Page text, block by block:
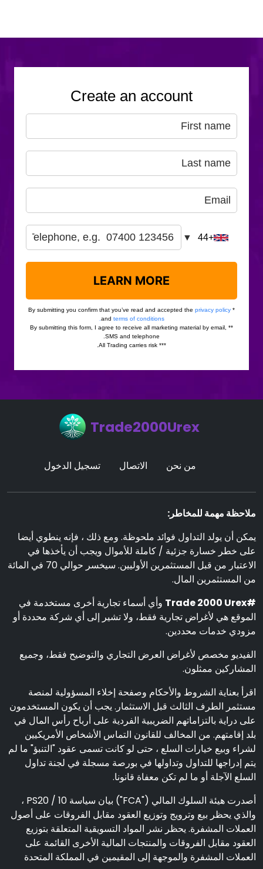
Trade2000Urex
من نحن الاتصال تسجيل الدخول
ملاحظة مهمة للمخاطر:
يمكن أن يولد التداول فوائد ملحوظة. ومع ذلك ، فإنه ينطوي أيضا
على خطر خسارة جزئية / كاملة للأموال ويجب أن يأخذها في
الاعتبار من قبل المستثمرين الأوليين. سيخسر حوالي 70 في المائة
من المستثمرين المال.
#Trade 2000 Urex
وأي أسماء تجارية أخرى مستخدمة في
الموقع هي لأغراض تجارية فقط، ولا تشير إلى أي شركة محددة أو
مزودي خدمات محددين.
الفيديو مخصص لأغراض العرض التجاري والتوضيح فقط، وجميع
المشاركين ممثلون.
اقرأ بعناية الشروط والأحكام وصفحة إخلاء المسؤولية لمنصة
مستثمر الطرف الثالث قبل الاستثمار. يجب أن يكون المستخدمون
على دراية بالتزاماتهم الضريبية الفردية على أرباح رأس المال في
بلد إقامتهم. من المخالف للقانون التماس الأشخاص الأمريكيين
لشراء وبيع خيارات السلع ، حتى لو كانت تسمى عقود "التنبؤ" ما لم
يتم إدراجها للتداول وتداولها في بورصة مسجلة في لجنة تداول
السلع الآجلة أو ما لم تكن معفاة قانونا.
أصدرت هيئة السلوك المالي ("FCA") بيان سياسة PS20 / 10 ،
والذي يحظر بيع وترويج وتوزيع العقود مقابل الفروقات على أصول
العملات المشفرة. يحظر نشر المواد التسويقية المتعلقة بتوزيع
العقود مقابل الفروقات والمنتجات المالية الأخرى القائمة على
العملات المشفرة والموجهة إلى المقيمين في المملكة المتحدة